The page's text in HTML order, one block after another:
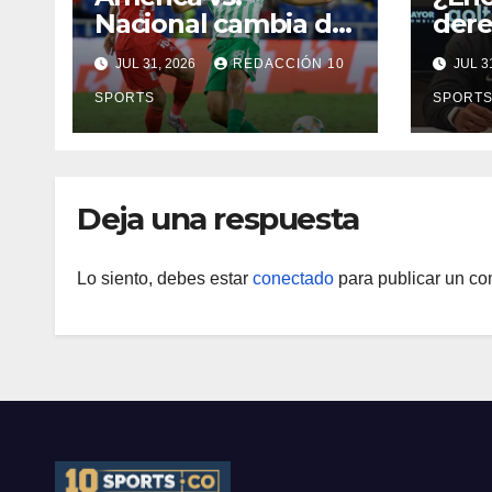
Nacional cambia de
fecha: Dimayor
reprogramó el
clásico por motivos
de seguridad
JUL 31, 2026 REDACCIÓN 10
SPORTS
JUL
SPORTS
Deja una respuesta
Lo siento, debes estar conectado para publicar un